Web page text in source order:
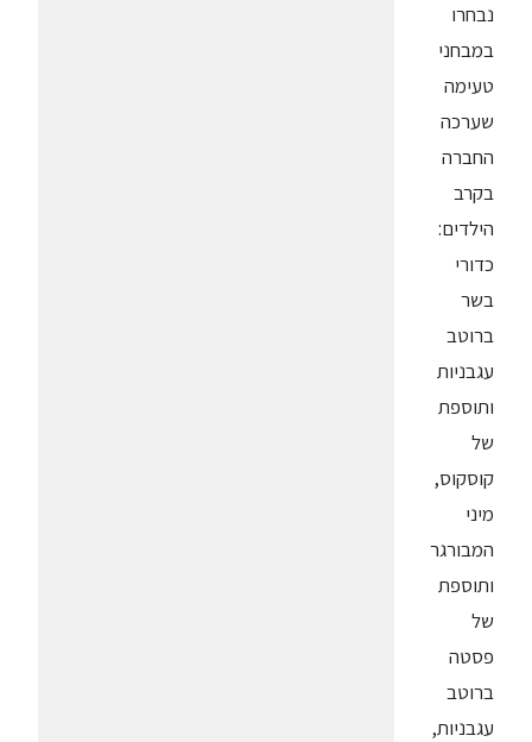
נבחרו
במבחני
טעימה
שערכה
החברה
בקרב
הילדים:
כדורי
בשר
ברוטב
עגבניות
ותוספת
של
קוסקוס,
מיני
המבורגר
ותוספת
של
פסטה
ברוטב
עגבניות,